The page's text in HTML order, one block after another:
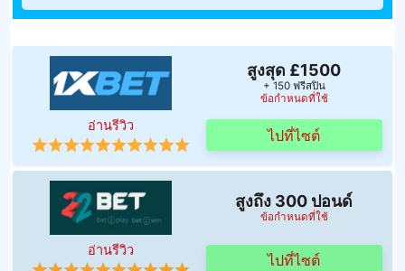
สูงสุด £1500
+ 150 ฟรีสปิน
ข้อกำหนดที่ใช้
อ่านรีวิว
ไปที่ไซต์
สูงถึง 300 ปอนด์
ข้อกำหนดที่ใช้
อ่านรีวิว
ไปที่ไซต์